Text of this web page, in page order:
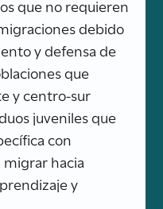
que no requieren
debido
y defensa de
que
y centro-sur
juveniles que
con
hacia
y